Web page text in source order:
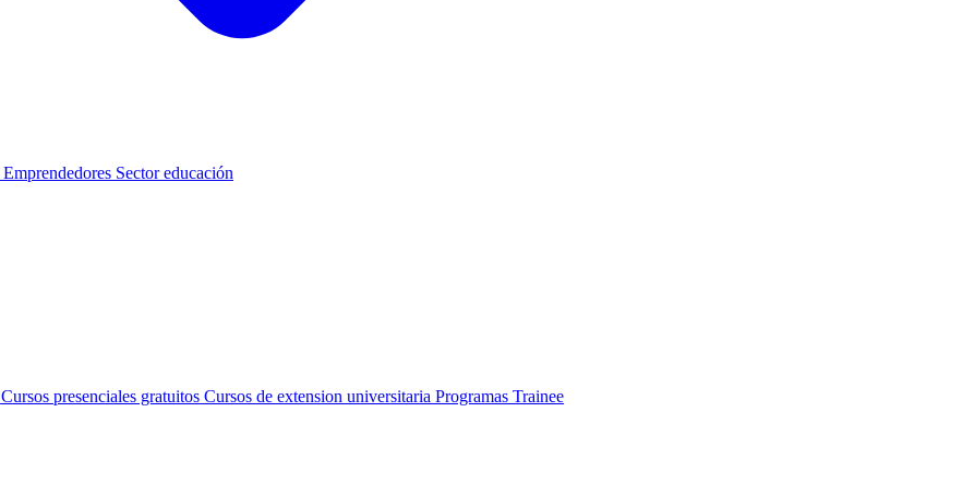
Emprendedores Sector educación
Cursos presenciales gratuitos Cursos de extension universitaria Programas Trainee